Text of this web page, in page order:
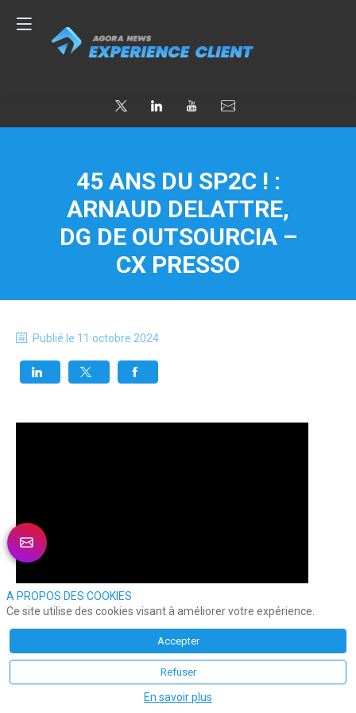
45 ANS DU SP2C ! :
ARNAUD DELATTRE,
DG DE OUTSOURCIA –
CX PRESSO
Publié le 11 octobre 2024
A PROPOS DES COOKIES
Ce site utilise des cookies visant à améliorer votre expérience.
Accepter
Refuser
En savoir plus